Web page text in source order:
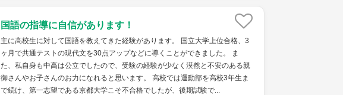
国語の指導に自信があります！
主に高校生に対して国語を教えてきた経験があります。 国立大学上位合格、3
ヶ月で共通テストの現代文を30点アップなどに導くことができました。 ま
た、私自身も中高は公立でしたので、受験の経験が少なく漠然と不安のある親
御さんやお子さんのお力になれると思います。 高校では運動部を高校3年生ま
で続け、第一志望である京都大学こそ不合格でしたが、後期試験で...